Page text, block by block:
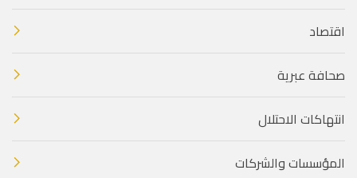
اقتصاد
صحافة عبرية
انتهاكات الاحتلال
المؤسسات والشركات